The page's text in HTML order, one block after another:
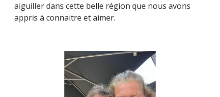
aiguiller dans cette belle région que nous avons
appris à connaitre et aimer.